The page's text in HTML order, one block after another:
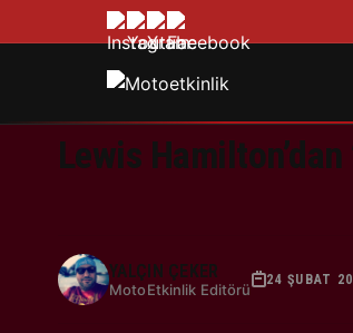
Lewis
YALÇIN ÇEKER
MotoEtkinlik Editörü
24 ŞUBAT